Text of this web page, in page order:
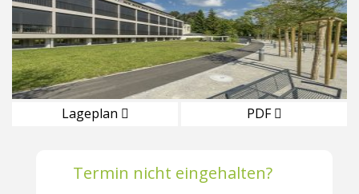
Lageplan PDF
Termin nicht eingehalten?